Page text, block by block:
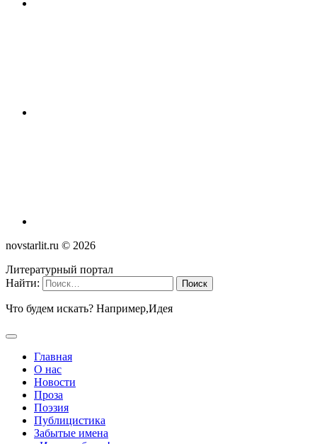
novstarlit.ru © 2026
Литературный портал
Найти:
Что будем искать? Например,Идея
Главная
О нас
Новости
Проза
Поэзия
Публицистика
Забытые имена